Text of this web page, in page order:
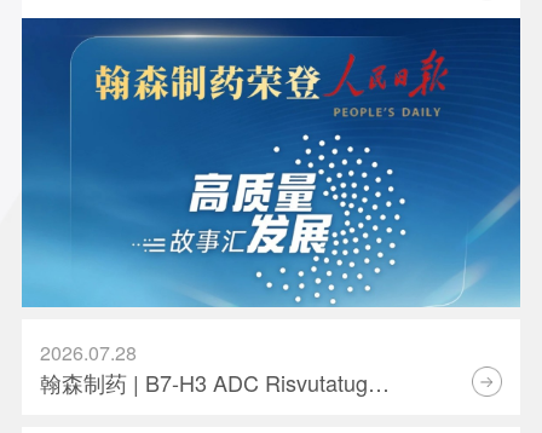
2026.07.28
翰森制药 | B7-H3 ADC Risvutatug